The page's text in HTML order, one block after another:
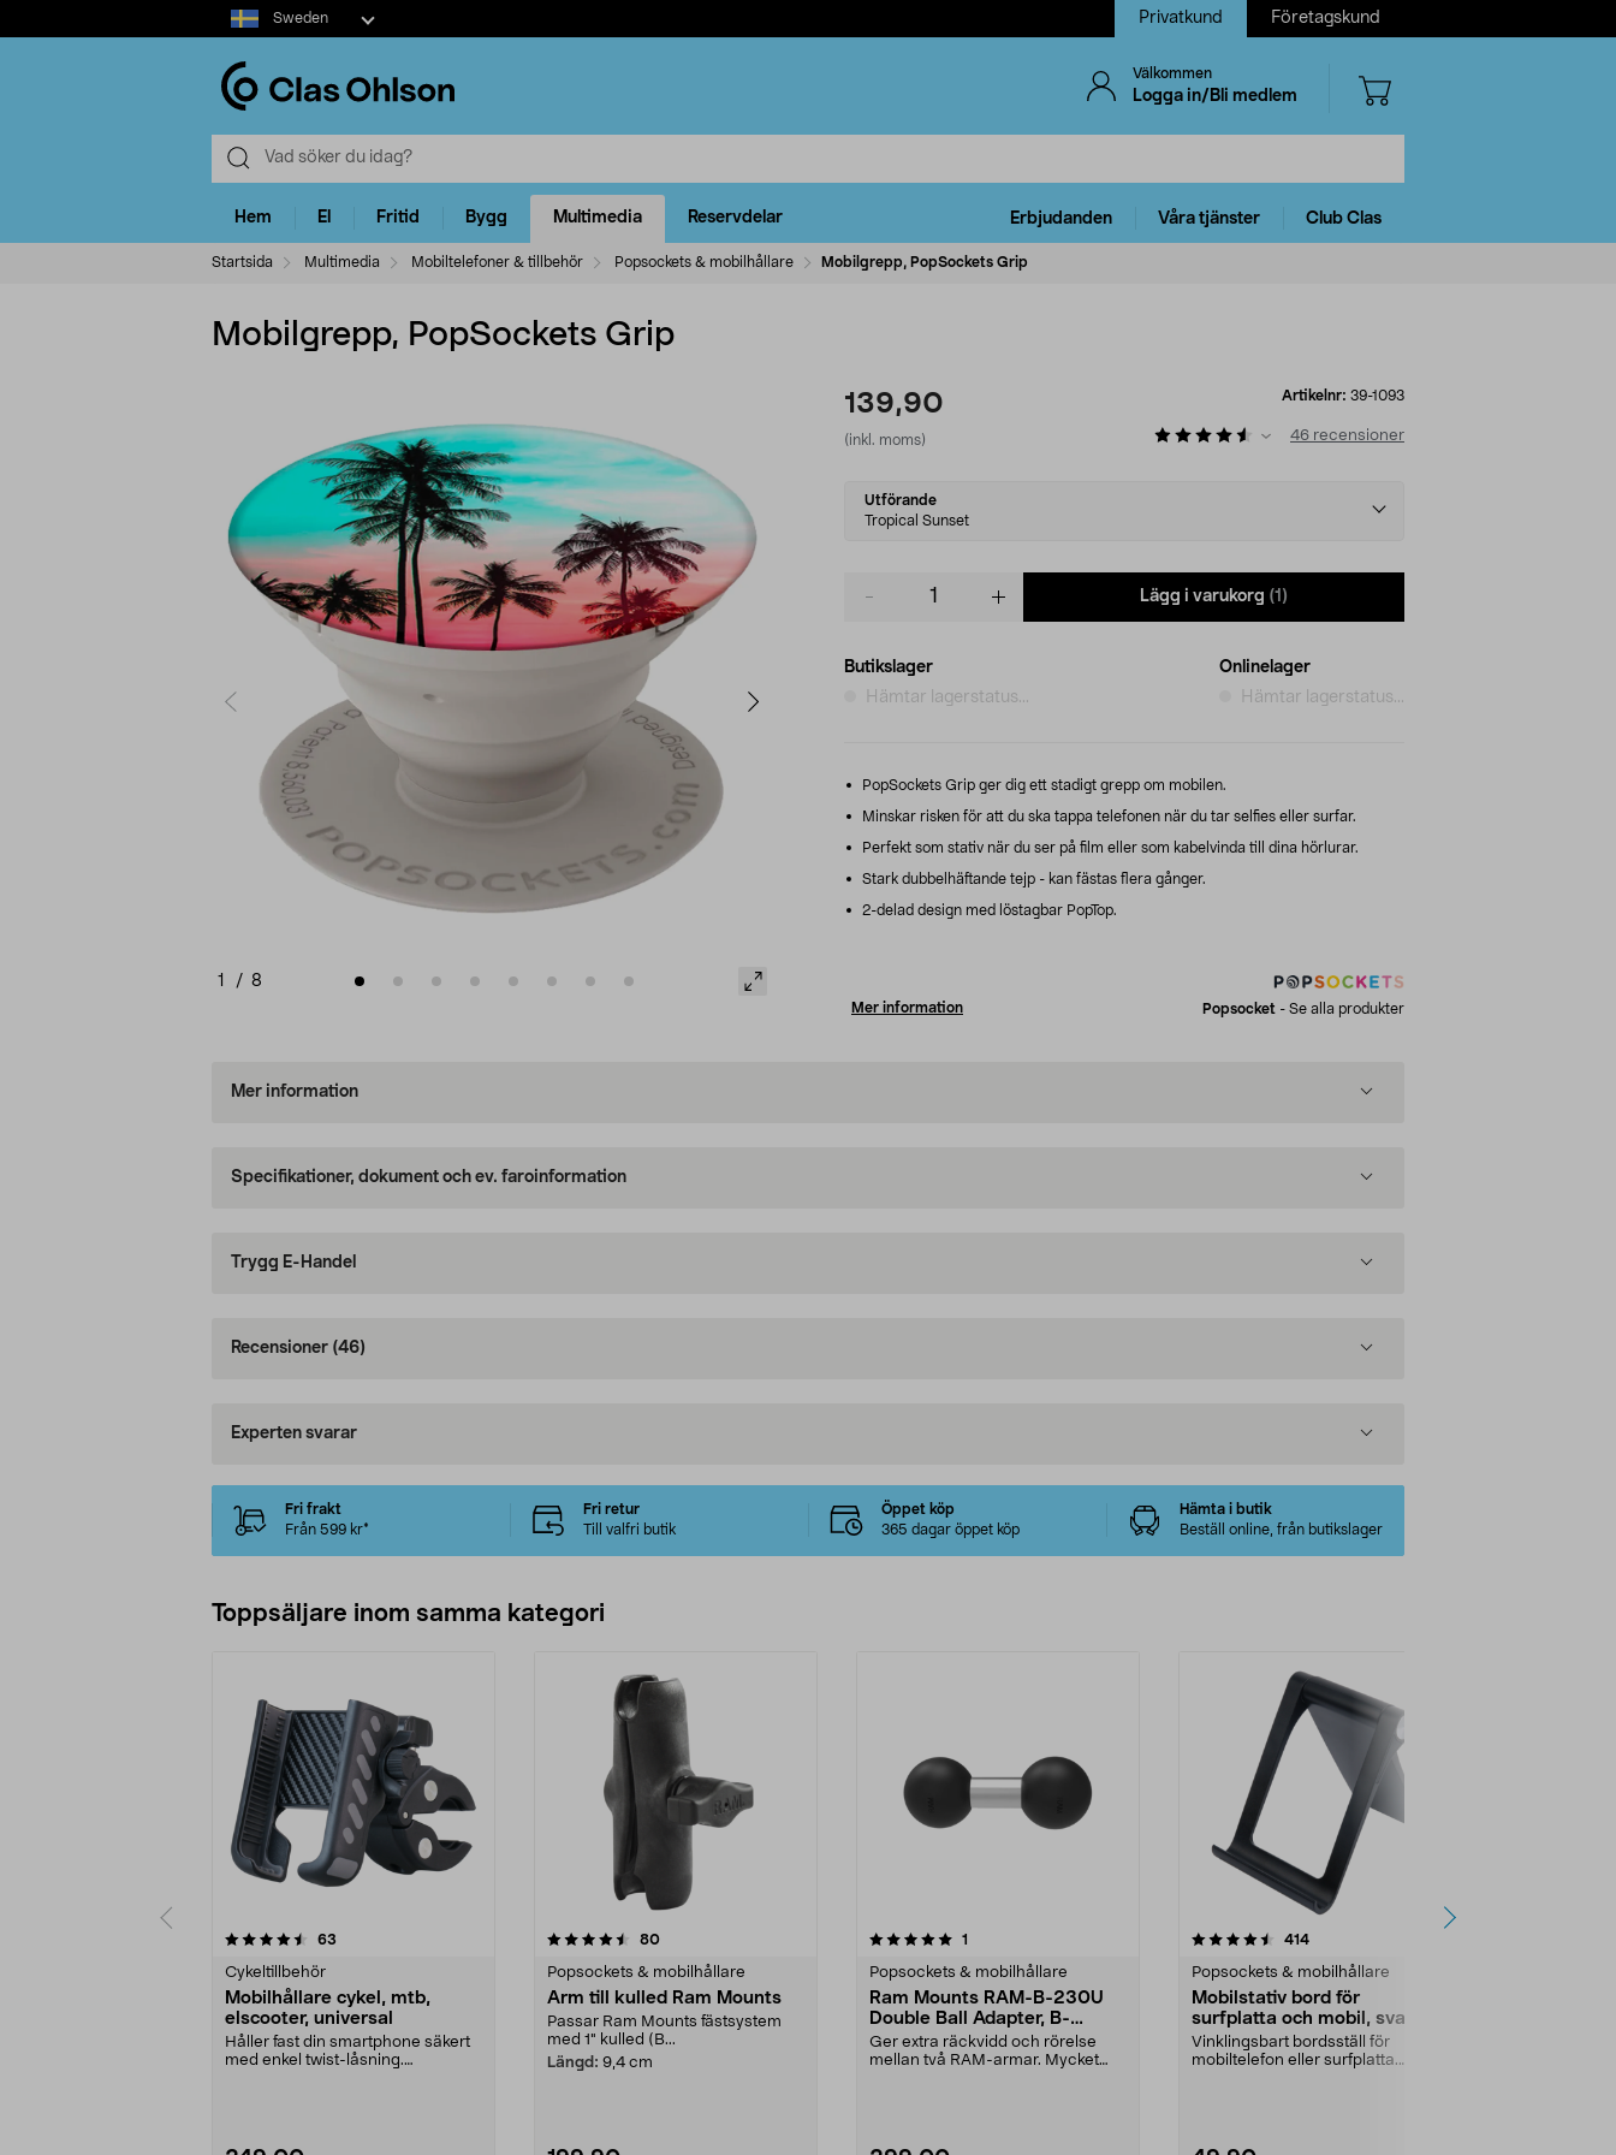
Select
market
Sweden Privatkund Företagskund
Välkommen
Logga in/Bli medlem
Hem El Fritid Bygg Multimedia Reservdelar Erbjudanden Våra tjänster Club Clas
Startsida Multimedia Mobiltelefoner & tillbehör Popsockets & mobilhållare Mobilgrepp, PopSockets Grip
Mobilgrepp, PopSockets Grip
1 / 8
139,90
(inkl. moms)
Artikelnr: 39-1093
46 recensioner
Select
variant
Utförande
Tropical Sunset
Lägg i varukorg (1)
Butikslager
Hämtar lagerstatus...
Onlinelager
Hämtar lagerstatus...
PopSockets Grip ger dig ett stadigt grepp om mobilen.
Minskar risken för att du ska tappa telefonen när du tar selfies eller surfar.
Perfekt som stativ när du ser på film eller som kabelvinda till dina hörlurar.
Stark dubbelhäftande tejp - kan fästas flera gånger.
2-delad design med löstagbar PopTop.
Mer information Popsocket - Se alla produkter
Mer information
Specifikationer, dokument och ev. faroinformation
Trygg E-Handel
Recensioner (46)
Experten svarar
Fri frakt
Från 599 kr*
Fri retur
Till valfri butik
Öppet köp
365 dagar öppet köp
Hämta i butik
Beställ online, från butikslager
Toppsäljare inom samma kategori
63
Cykeltillbehör
Mobilhållare cykel, mtb,
elscooter, universal
Håller fast din smartphone säkert
med enkel twist-låsning.
4.5 av 5 stjärnor 80recensioner
Popsockets & mobilhållare
Arm till kulled Ram Mounts
Passar Ram Mounts fästsystem
med 1" kulled (B...
Längd: 9,4 cm
5.0 av 5 stjärnor 1
Popsockets & mobilhållare
Ram Mounts RAM-B-230U
Double Ball Adapter, B-
storlek
Ger extra räckvidd och rörelse
mellan två RAM-armar. Mycket
4.5 av 5 stjärnor 414recensioner
Popsockets & mobilhållare
Mobilstativ bord för
surfplatta och mobil, svart
Vinklingsbart bordsställ för
mobiltelefon eller surfplatta.
5.0 av 5 stjärnor